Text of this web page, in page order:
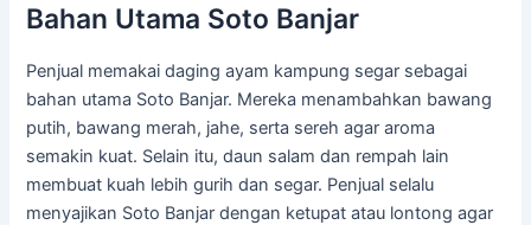
Bahan Utama Soto Banjar
Penjual memakai daging ayam kampung segar sebagai
bahan utama Soto Banjar. Mereka menambahkan bawang
putih, bawang merah, jahe, serta sereh agar aroma
semakin kuat. Selain itu, daun salam dan rempah lain
membuat kuah lebih gurih dan segar. Penjual selalu
menyajikan Soto Banjar dengan ketupat atau lontong agar